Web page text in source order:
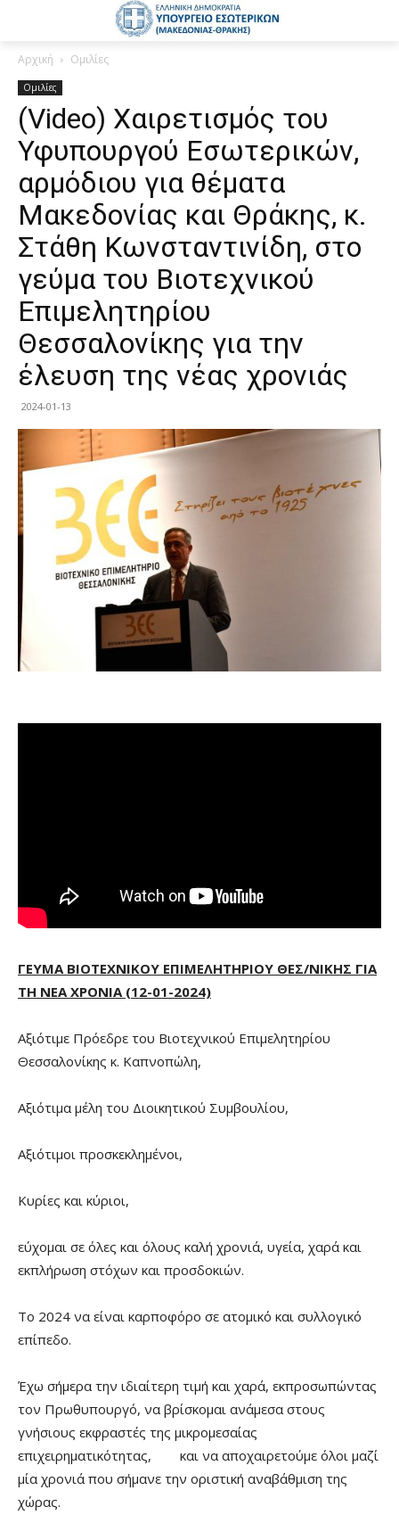
Αρχική Ομιλίες
Ομιλίες
(Video) Χαιρετισμός του
Υφυπουργού Εσωτερικών,
αρμόδιου για θέματα
Μακεδονίας και Θράκης, κ.
Στάθη Κωνσταντινίδη, στο
γεύμα του Βιοτεχνικού
Επιμελητηρίου
Θεσσαλονίκης για την
έλευση της νέας χρονιάς
2024-01-13
ΓΕΥΜΑ ΒΙΟΤΕΧΝΙΚΟΥ ΕΠΙΜΕΛΗΤΗΡΙΟΥ ΘΕΣ/ΝΙΚΗΣ ΓΙΑ
ΤΗ ΝΕΑ ΧΡΟΝΙΑ (12-01-2024)
Αξιότιμε Πρόεδρε του Βιοτεχνικού Επιμελητηρίου
Θεσσαλονίκης κ. Καπνοπώλη,
Αξιότιμα μέλη του Διοικητικού Συμβουλίου,
Αξιότιμοι προσκεκλημένοι,
Κυρίες και κύριοι,
εύχομαι σε όλες και όλους καλή χρονιά, υγεία, χαρά και
εκπλήρωση στόχων και προσδοκιών.
Το 2024 να είναι καρποφόρο σε ατομικό και συλλογικό
επίπεδο.
Έχω σήμερα την ιδιαίτερη τιμή και χαρά, εκπροσωπώντας
τον Πρωθυπουργό, να βρίσκομαι ανάμεσα στους
γνήσιους εκφραστές της μικρομεσαίας
επιχειρηματικότητας, και να αποχαιρετούμε όλοι μαζί
μία χρονιά που σήμανε την οριστική αναβάθμιση της
χώρας.